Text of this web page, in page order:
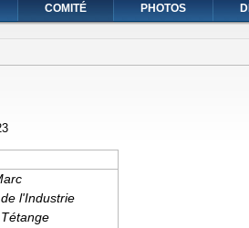
COMITÉ PHOTOS
l'Industrie